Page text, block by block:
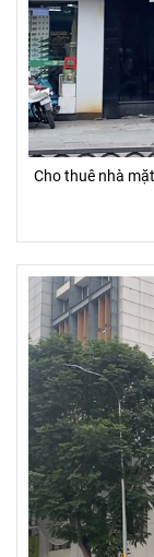
Cho thuê nhà